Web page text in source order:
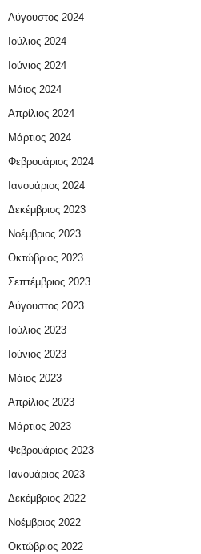
Αύγουστος 2024
Ιούλιος 2024
Ιούνιος 2024
Μάιος 2024
Απρίλιος 2024
Μάρτιος 2024
Φεβρουάριος 2024
Ιανουάριος 2024
Δεκέμβριος 2023
Νοέμβριος 2023
Οκτώβριος 2023
Σεπτέμβριος 2023
Αύγουστος 2023
Ιούλιος 2023
Ιούνιος 2023
Μάιος 2023
Απρίλιος 2023
Μάρτιος 2023
Φεβρουάριος 2023
Ιανουάριος 2023
Δεκέμβριος 2022
Νοέμβριος 2022
Οκτώβριος 2022